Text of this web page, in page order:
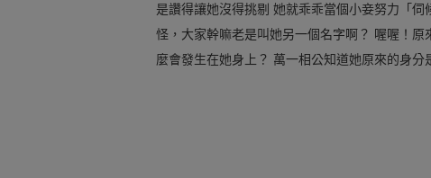
是讚得讓她沒得挑剔 她就乖乖當個小妾努力「
怪，大家幹嘛老是叫她另一個名字啊？ 喔喔！
麼會發生在她身上？ 萬一相公知道她原來的身